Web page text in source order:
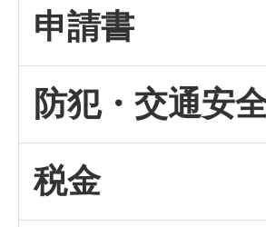
申請書
防犯・交通安
税金